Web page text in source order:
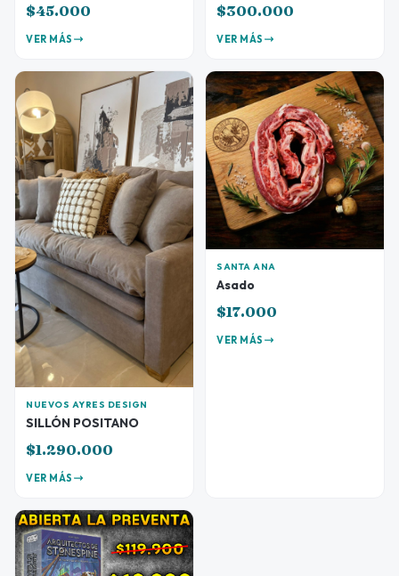
$45.000
VER MÁS
$300.000
VER MÁS
NUEVOS AYRES DESIGN
SILLÓN POSITANO
$1.290.000
VER MÁS
SANTA ANA
Asado
$17.000
VER MÁS